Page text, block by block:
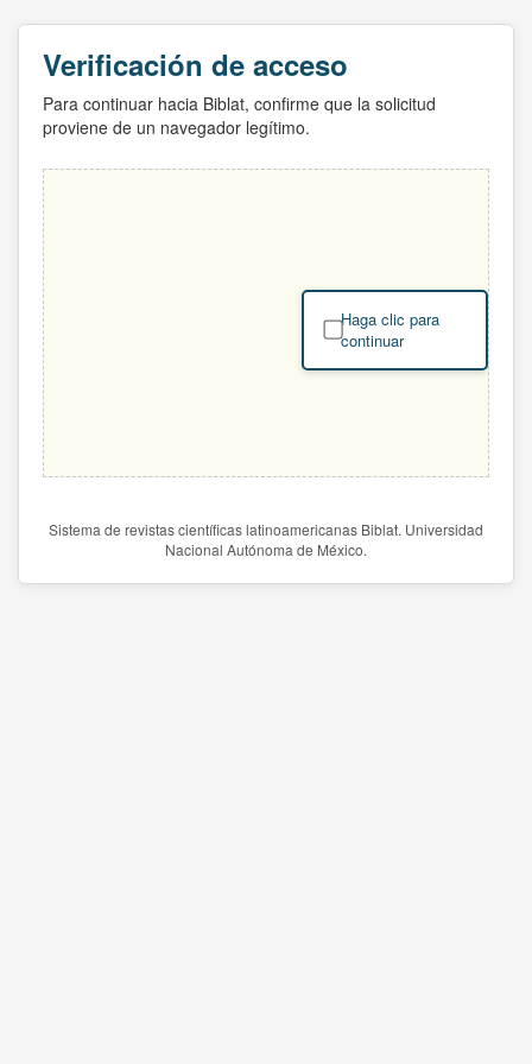
Verificación de acceso
Para continuar hacia Biblat, confirme que la solicitud
proviene de un navegador legítimo.
Haga clic para
continuar
Sistema de revistas científicas latinoamericanas Biblat. Universidad
Nacional Autónoma de México.